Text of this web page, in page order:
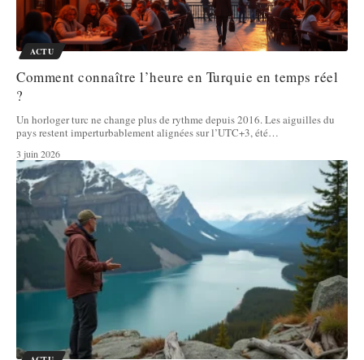
ACTU
Comment connaître l’heure en Turquie en temps réel
?
Un horloger turc ne change plus de rythme depuis 2016. Les aiguilles du
pays restent imperturbablement alignées sur l’UTC+3, été…
3 juin 2026